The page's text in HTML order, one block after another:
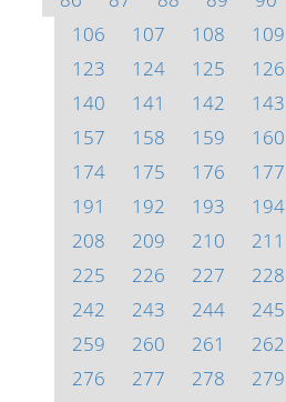
106
107 108 109
123
124 125 126
140
141 142 143
157
158 159 160
174
175 176 177
191
192 193 194
208
209 210 211
225
226 227 228
242
243 244 245
259
260 261 262
276
277 278 279